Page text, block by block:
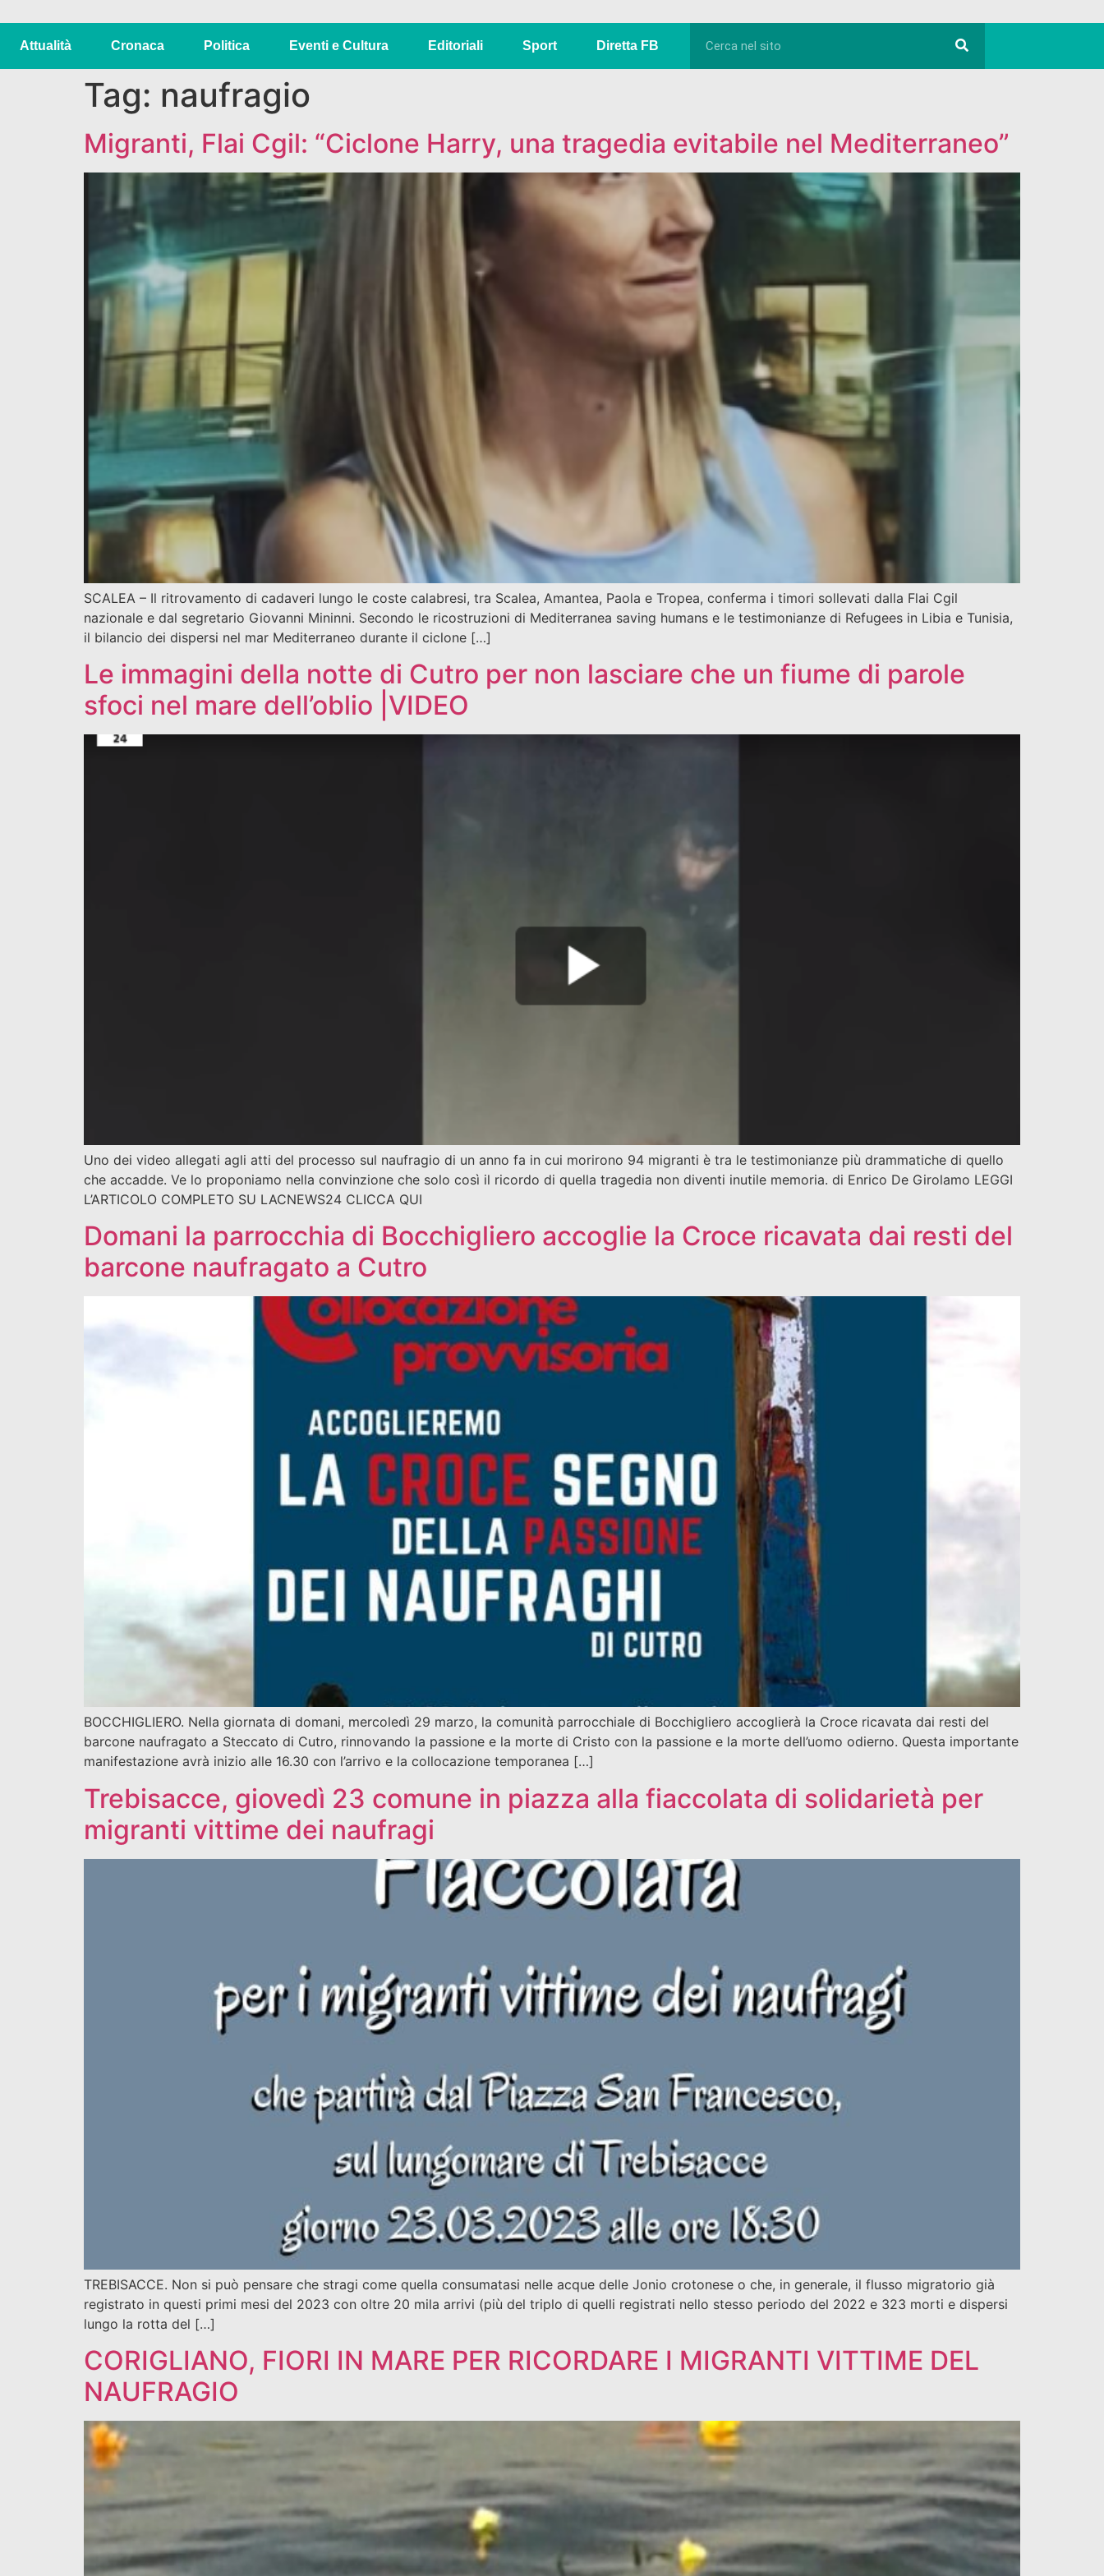
Attualità Cronaca Politica Eventi e Cultura Editoriali Sport Diretta FB
Tag: naufragio
Migranti, Flai Cgil: “Ciclone Harry, una tragedia evitabile nel Mediterraneo”
SCALEA – Il ritrovamento di cadaveri lungo le coste calabresi, tra Scalea, Amantea, Paola e Tropea, conferma i timori sollevati dalla Flai Cgil
nazionale e dal segretario Giovanni Mininni. Secondo le ricostruzioni di Mediterranea saving humans e le testimonianze di Refugees in Libia e Tunisia,
il bilancio dei dispersi nel mar Mediterraneo durante il ciclone […]
Le immagini della notte di Cutro per non lasciare che un fiume di parole
sfoci nel mare dell’oblio |VIDEO
Uno dei video allegati agli atti del processo sul naufragio di un anno fa in cui morirono 94 migranti è tra le testimonianze più drammatiche di quello
che accadde. Ve lo proponiamo nella convinzione che solo così il ricordo di quella tragedia non diventi inutile memoria. di Enrico De Girolamo LEGGI
L’ARTICOLO COMPLETO SU LACNEWS24 CLICCA QUI
Domani la parrocchia di Bocchigliero accoglie la Croce ricavata dai resti del
barcone naufragato a Cutro
BOCCHIGLIERO. Nella giornata di domani, mercoledì 29 marzo, la comunità parrocchiale di Bocchigliero accoglierà la Croce ricavata dai resti del
barcone naufragato a Steccato di Cutro, rinnovando la passione e la morte di Cristo con la passione e la morte dell’uomo odierno. Questa importante
manifestazione avrà inizio alle 16.30 con l’arrivo e la collocazione temporanea […]
Trebisacce, giovedì 23 comune in piazza alla fiaccolata di solidarietà per
migranti vittime dei naufragi
TREBISACCE. Non si può pensare che stragi come quella consumatasi nelle acque delle Jonio crotonese o che, in generale, il flusso migratorio già
registrato in questi primi mesi del 2023 con oltre 20 mila arrivi (più del triplo di quelli registrati nello stesso periodo del 2022 e 323 morti e dispersi
lungo la rotta del […]
CORIGLIANO, FIORI IN MARE PER RICORDARE I MIGRANTI VITTIME DEL
NAUFRAGIO